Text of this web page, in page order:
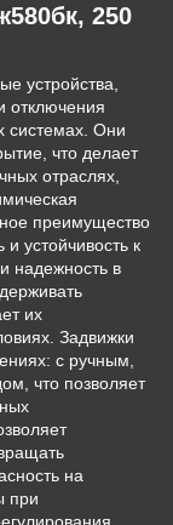
250
устройства,
отключения
системах. Они
что делает
отраслях,
преимущество
устойчивость к
надежность в
их
Задвижки
с ручным,
что позволяет
на
при